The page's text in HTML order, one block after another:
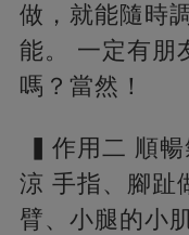
做，就能隨時
能。 一定有朋
嗎？當然！
▍作用二 順暢
涼 手指、腳趾
臂、小腿的小